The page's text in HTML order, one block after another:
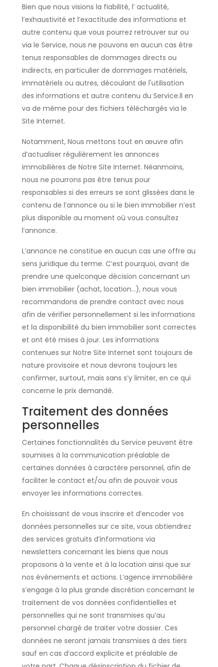
Bien que nous visions la fiabilité, l’ actualité,
l’exhaustivité et l’exactitude des informations et
autre contenu que vous pourrez retrouver sur ou
via le Service, nous ne pouvons en aucun cas être
tenus responsables de dommages directs ou
indirects, en particulier de dommages matériels,
immatériels ou autres, découlant de l'utilisation
des informations et autre contenu du Service.Il en
va de même pour des fichiers téléchargés via le
Site Internet.
Notamment, Nous mettons tout en œuvre afin
d’actualiser régulièrement les annonces
immobilières de Notre Site Internet. Néanmoins,
nous ne pourrons pas être tenus pour
responsables si des erreurs se sont glissées dans le
contenu de l’annonce ou si le bien immobilier n’est
plus disponible au moment où vous consultez
l’annonce.
L’annonce ne constitue en aucun cas une offre au
sens juridique du terme. C’est pourquoi, avant de
prendre une quelconque décision concernant un
bien immobilier (achat, location…), nous vous
recommandons de prendre contact avec nous
afin de vérifier personnellement si les informations
et la disponibilité du bien immobilier sont correctes
et ont été mises à jour. Les informations
contenues sur Notre Site Internet sont toujours de
nature provisoire et nous devrons toujours les
confirmer, surtout, mais sans s’y limiter, en ce qui
concerne le prix demandé.
Traitement des données
personnelles
Certaines fonctionnalités du Service peuvent être
soumises à la communication préalable de
certaines données à caractère personnel, afin de
faciliter le contact et/ou afin de pouvoir vous
envoyer les informations correctes.
En choisissant de vous inscrire et d’encoder vos
données personnelles sur ce site, vous obtiendrez
des services gratuits d’informations via
newsletters concernant les biens que nous
proposons à la vente et à la location ainsi que sur
nos évènements et actions. L’agence immobilière
s’engage à la plus grande discrétion concernant le
traitement de vos données confidentielles et
personnelles qui ne sont transmises qu’au
personnel chargé de traiter votre dossier. Ces
données ne seront jamais transmises à des tiers
sauf en cas d’accord explicite et préalable de